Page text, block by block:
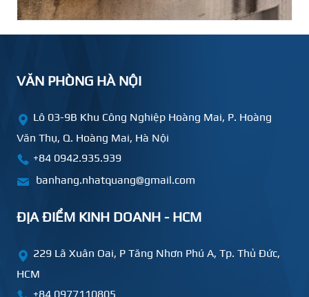
VĂN PHÒNG HÀ NỘI
Lô 03-9B Khu Công Nghiệp Hoàng Mai, P. Hoàng
Văn Thụ, Q. Hoàng Mai, Hà Nội
+84 0942.935.939
banhang.nhatquang@gmail.com
ĐỊA ĐIỂM KINH DOANH - HCM
229 Lã Xuân Oai, P Tăng Nhơn Phú A, Tp. Thủ Đức,
HCM
+84 0977110805